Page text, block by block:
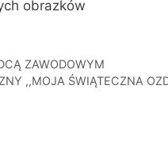
obrazków
ZAWODOWYM
,,MOJA ŚWIĄTECZNA